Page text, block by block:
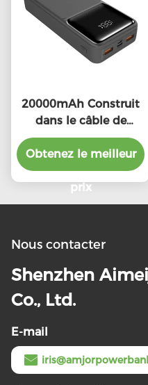
20000mAh Construit
dans le câble de
foudre Power Bank
Portable
149.2*69.3*30.4mm
Obtenez le meilleur
prix
Nous contacter
Shenzhen
Co., Ltd.
E-mail